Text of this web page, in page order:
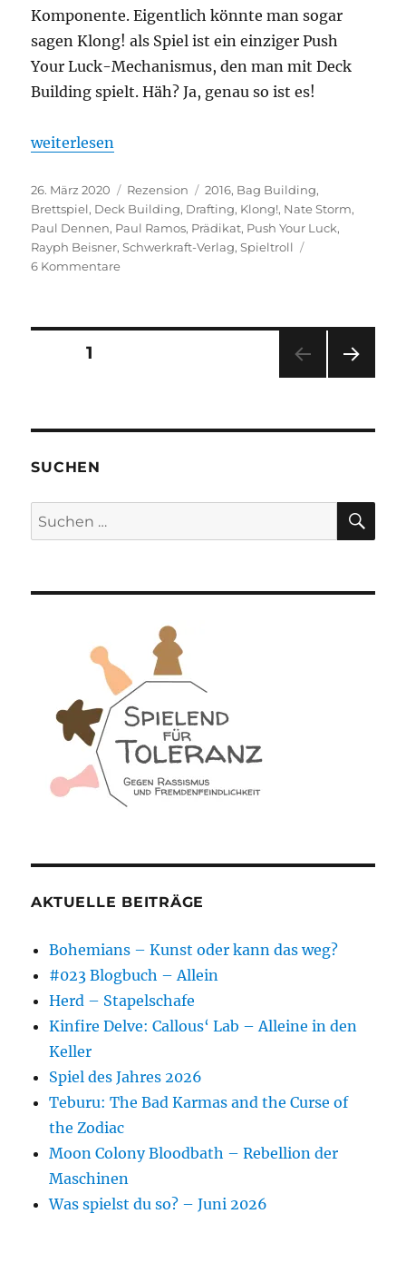
Komponente. Eigentlich könnte man sogar
sagen Klong! als Spiel ist ein einziger Push
Your Luck-Mechanismus, den man mit Deck
Building spielt. Häh? Ja, genau so ist es!
„Klong!“
weiterlesen
Veröffentlicht
am
26. März 2020 Kategorien
Rezension Schlagwörter
2016, Bag Building,
Brettspiel, Deck Building, Drafting, Klong!, Nate Storm,
Paul Dennen, Paul Ramos, Prädikat, Push Your Luck,
Rayph Beisner,Schwerkraft-Verlag,Spieltroll
6 Kommentarezu
Seitennummerierung
Beiträge
SEITE1
E
SUCHEN
Suchen
nach:
AKTUELLE BEITRÄGE
Bohemians – Kunst oder kann das weg?
#023 Blogbuch – Allein
Herd – Stapelschafe
Kinfire Delve: Callous‘ Lab – Alleine in den
Keller
Spiel des Jahres 2026
Teburu: The Bad Karmas and the Curse of
the Zodiac
Moon Colony Bloodbath – Rebellion der
Maschinen
Was spielst du so? – Juni 2026